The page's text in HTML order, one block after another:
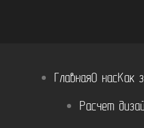
ГлавнаяО насКак
Расчет